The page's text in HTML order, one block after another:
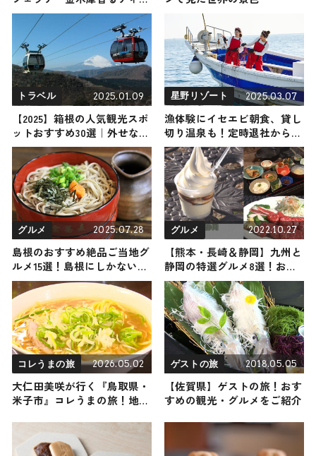
など秋を感じる3種類のドリ
ンク8月28日より登場
トラベル 2025.01.09
【2025】箱根の人気観光スポ
ットおすすめ30選｜外せない
定番・名所から穴場まで見ど
ころ満載の観光地を紹介
星野リゾート 2025.03.07
漁体験にイセエビ朝食、貸し
切り温泉も！定時退社から始
まる「リゾナーレ熱海」の
「今日は定時で帰ります～ご
褒美漁旅～」
グルメ 2025.07.28
島根のおすすめ絶品ご当地グ
ルメ15選！島根にしかない名
物から人気の名店11選も紹介
グルメ 2022.10.27
【熊本・長崎＆静岡】九州と
静岡の特選グルメ8選！お肉
お魚スイーツまでをご紹介
コレうまの旅 2026.05.02
大仁田美咲が行く『鳥取県・
米子市』コレうまの旅！地元
ルメ3選 2026年5月2日放送
ゲストの旅 2018.05.05
【佐賀県】ゲストの旅！おす
すめの観光・グルメをご紹介